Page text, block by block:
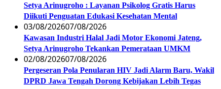
Setya Arinugroho : Layanan Psikolog Gratis Harus
Diikuti Penguatan Edukasi Kesehatan Mental
03/08/202607/08/2026
Kawasan Industri Halal Jadi Motor Ekonomi Jateng,
Setya Arinugroho Tekankan Pemerataan UMKM
02/08/202607/08/2026
Pergeseran Pola Penularan HIV Jadi Alarm Baru, Wakil
DPRD Jawa Tengah Dorong Kebijakan Lebih Tegas